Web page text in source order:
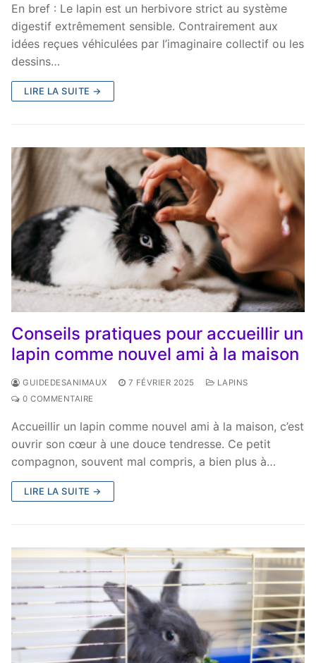
En bref : Le lapin est un herbivore strict au système
digestif extrêmement sensible. Contrairement aux
idées reçues véhiculées par l’imaginaire collectif ou les
dessins…
LIRE LA SUITE →
Conseils pratiques pour accueillir un
lapin comme nouvel ami à la maison
GUIDEDESANIMAUX 7 FÉVRIER 2025
LAPINS
0 COMMENTAIRE
Accueillir un lapin comme nouvel ami à la maison, c’est
ouvrir son cœur à une douce tendresse. Ce petit
compagnon, souvent mal compris, a bien plus à…
LIRE LA SUITE →